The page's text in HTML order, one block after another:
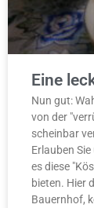
Eine
Nun gut:
von der
scheinbar
Erlauben
es diese
bieten. Hier
Bauernhof,